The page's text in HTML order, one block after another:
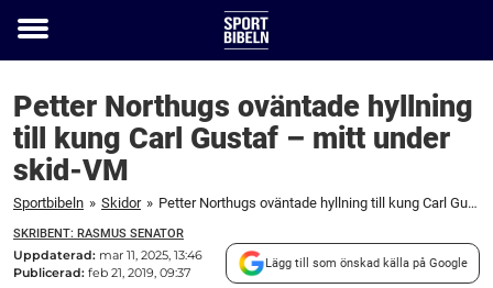
Toggle
Petter Northugs oväntade hyllning
till kung Carl Gustaf – mitt under
skid-VM
Sportbibeln » Skidor » Petter Northugs oväntade hyllning till kung Carl Gustaf – mitt under skid-VM
SKRIBENT: RASMUS SENATOR
Uppdaterad: mar 11, 2025, 13:46
Publicerad: feb 21, 2019, 09:37
Lägg till som önskad källa på Google